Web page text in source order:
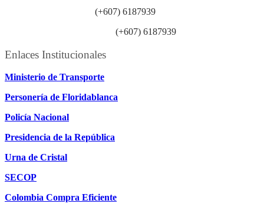
(+607) 6187939
(+607) 6187939
Enlaces Institucionales
Ministerio de Transporte
Personería de Floridablanca
Policía Nacional
Presidencia de la República
Urna de Cristal
SECOP
Colombia Compra Eficiente